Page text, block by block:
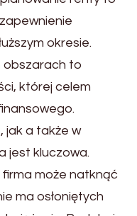
okresie.
obszarach to
której celem
jak a także w
jest kluczowa.
może natknąć
ma osłoniętych